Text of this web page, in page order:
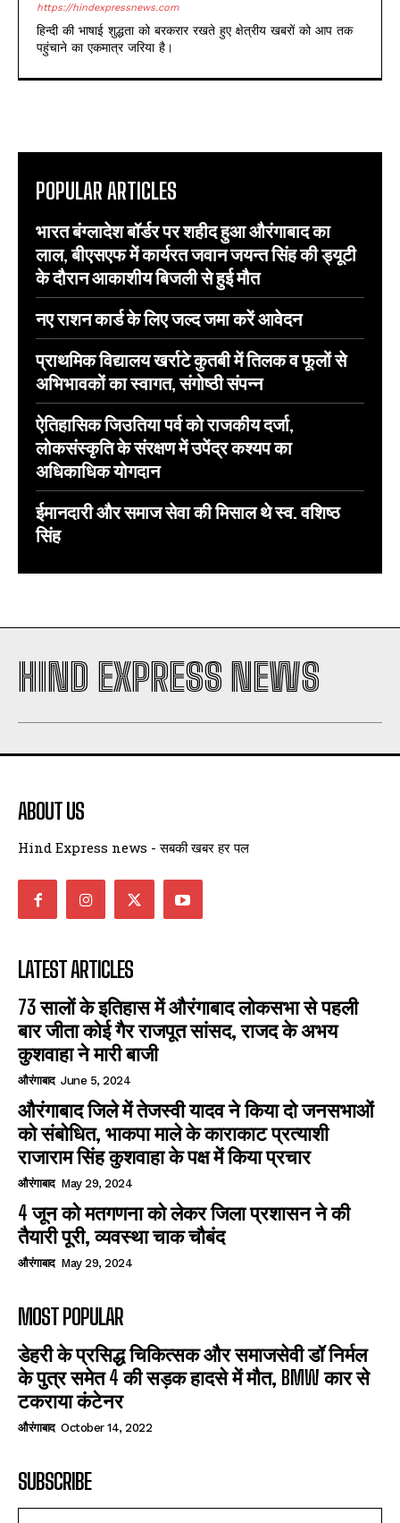
https://hindexpressnews.com
हिन्दी की भाषाई शुद्धता को बरकरार रखते हुए क्षेत्रीय खबरों को आप तक
पहुंचाने का एकमात्र जरिया है।
POPULAR ARTICLES
भारत बंग्लादेश बॉर्डर पर शहीद हुआ औरंगाबाद का
लाल, बीएसएफ में कार्यरत जवान जयन्त सिंह की ड्यूटी
के दौरान आकाशीय बिजली से हुई मौत
नए राशन कार्ड के लिए जल्द जमा करें आवेदन
प्राथमिक विद्यालय खर्राटे कुतबी में तिलक व फूलों से
अभिभावकों का स्वागत, संगोष्ठी संपन्न
ऐतिहासिक जिउतिया पर्व को राजकीय दर्जा,
लोकसंस्कृति के संरक्षण में उपेंद्र कश्यप का
अधिकाधिक योगदान
ईमानदारी और समाज सेवा की मिसाल थे स्व. वशिष्ठ
सिंह
HIND EXPRESS NEWS
ABOUT US
Hind Express news - सबकी खबर हर पल
LATEST ARTICLES
73 सालों के इतिहास में औरंगाबाद लोकसभा से पहली
बार जीता कोई गैर राजपूत सांसद, राजद के अभय
कुशवाहा ने मारी बाजी
औरंगाबाद June 5, 2024
औरंगाबाद जिले में तेजस्वी यादव ने किया दो जनसभाओं
को संबोधित, भाकपा माले के काराकाट प्रत्याशी
राजाराम सिंह कुशवाहा के पक्ष में किया प्रचार
औरंगाबाद May 29, 2024
4 जून को मतगणना को लेकर जिला प्रशासन ने की
तैयारी पूरी, व्यवस्था चाक चौबंद
औरंगाबाद May 29, 2024
MOST POPULAR
डेहरी के प्रसिद्ध चिकित्सक और समाजसेवी डॉ निर्मल
के पुत्र समेत 4 की सड़क हादसे में मौत, BMW कार से
टकराया कंटेनर
औरंगाबाद October 14, 2022
SUBSCRIBE